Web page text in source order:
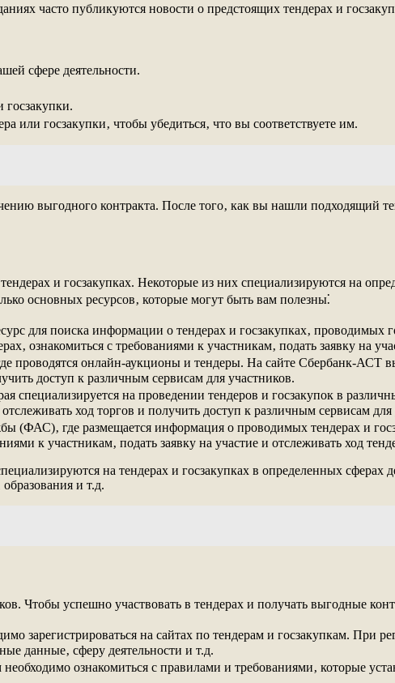
часто публикуются новости о предстоящих тендерах и
сфере деятельности.
госзакупки.
или госзакупки‚ чтобы убедиться‚ что вы соответствуете им.
выгодного контракта. После того‚ как вы нашли подходящий
и госзакупках. Некоторые из них специализируются на
основных ресурсов‚ которые могут быть вам полезны⁚
для поиска информации о тендерах и госзакупках‚
с требованиями к участникам‚ подать заявку на
проводятся онлайн-аукционы и тендеры. На сайте Сбербанк-
доступ к различным сервисам для участников.
специализируется на проведении тендеров и госзакупок в
ход торгов и получить доступ к различным сервисам для
(ФАС)‚ где размещается информация о проводимых тендерах и
к участникам‚ подать заявку на участие и отслеживать ход
на тендерах и госзакупках в определенных сферах
и т.д.
Чтобы успешно участвовать в тендерах и получать выгодные
зарегистрироваться на сайтах по тендерам и госзакупкам. При
данные‚ сферу деятельности и т.д.
необходимо ознакомиться с правилами и требованиями‚ которые